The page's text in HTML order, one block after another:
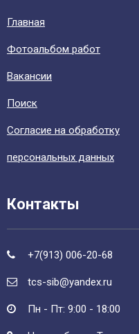
Главная
Фотоальбом работ
Вакансии
Поиск
Согласие на обработку
персональных данных
Контакты
+7(913) 006-20-68
tcs-sib@yandex.ru
Пн - Пт: 9:00 - 18:00